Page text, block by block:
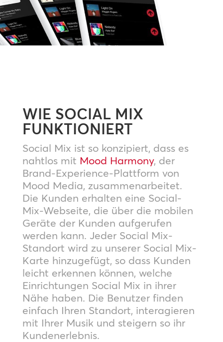
WIE SOCIAL MIX
FUNKTIONIERT
Social Mix ist so konzipiert, dass es
nahtlos mit Mood Harmony, der
Brand-Experience-Plattform von
Mood Media, zusammenarbeitet.
Die Kunden erhalten eine Social-
Mix-Webseite, die über die mobilen
Geräte der Kunden aufgerufen
werden kann. Jeder Social Mix-
Standort wird zu unserer Social Mix-
Karte hinzugefügt, so dass Kunden
leicht erkennen können, welche
Einrichtungen Social Mix in ihrer
Nähe haben. Die Benutzer finden
einfach Ihren Standort, interagieren
mit Ihrer Musik und steigern so ihr
Kundenerlebnis.